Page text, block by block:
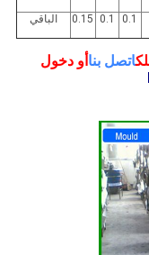
0.1
0.1
0.15 الباقي
اتصل بناأو دخول